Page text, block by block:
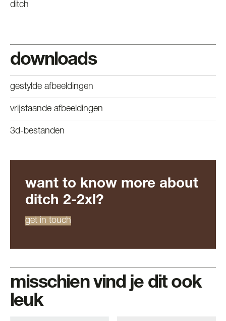
ditch
downloads
gestylde afbeeldingen
vrijstaande afbeeldingen
3d-bestanden
want to know more about
ditch 2-2xl?
get in touch
misschien vind je dit ook
leuk